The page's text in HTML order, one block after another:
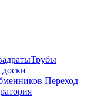
Трубы
Переход